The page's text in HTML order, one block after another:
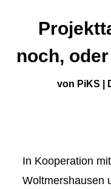
noch,
von PiKS
In Kooperation
Woltmershausen